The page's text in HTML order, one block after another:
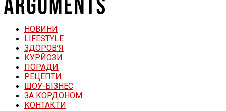
НОВИНИ
LIFESTYLE
ЗДОРОВ’Я
КУРЙОЗИ
ПОРАДИ
РЕЦЕПТИ
ШОУ-БІЗНЕС
ЗА КОРДОНОМ
КОНТАКТИ